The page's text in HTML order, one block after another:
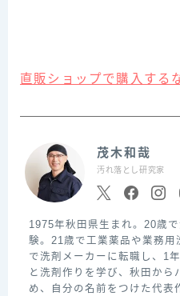
直販ショップで購入する
茂木和哉
汚れ落とし研究家
1975年秋田県生まれ。20歳
験。21歳で工業薬品や業務
で洗剤メーカーに転職し、1
と洗剤作りを学び、秋田から
め、自分の名前をつけた代表